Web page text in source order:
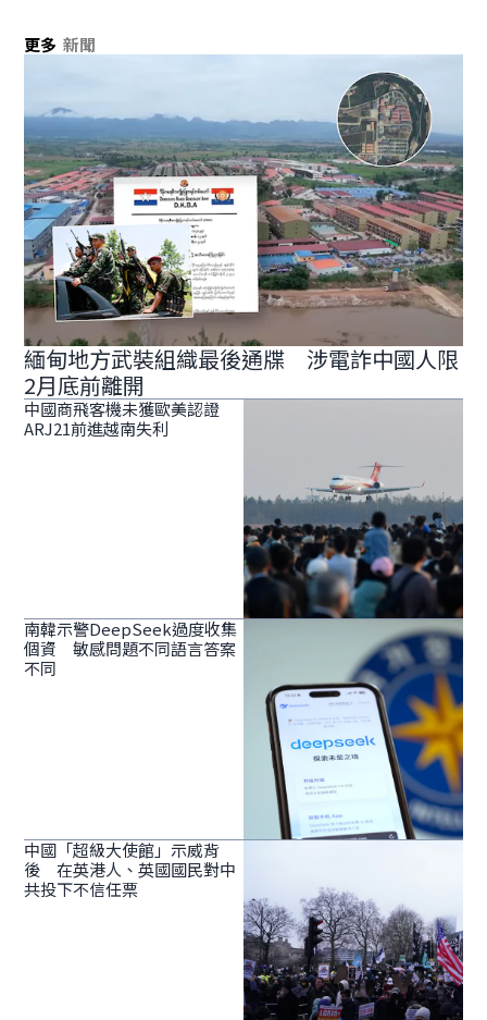
更多 新聞
緬甸地方武裝組織最後通牒 涉電詐中國人限
2月底前離開
中國商飛客機未獲歐美認證
ARJ21前進越南失利
南韓示警DeepSeek過度收集
個資 敏感問題不同語言答案
不同
中國「超級大使館」示威背
後 在英港人、英國國民對中
共投下不信任票